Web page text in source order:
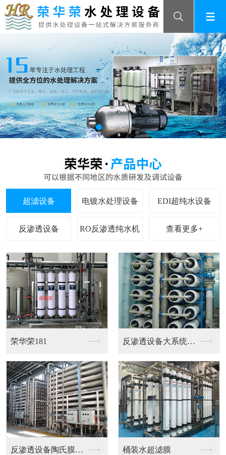
查看更多+
超纯水离子交换设备 反渗透设备+EDI+...
电镀水处理 电镀水处理设备